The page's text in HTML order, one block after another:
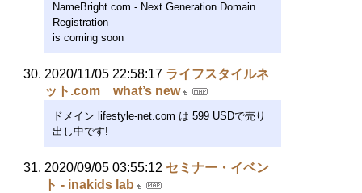
NameBright.com - Next Generation Domain
Registration
is coming soon
2020/11/05 22:58:17 ライフスタイルネ
ット.com what’s new
ドメイン lifestyle-net.com は 599 USDで売り
出し中です!
2020/09/05 03:55:12 セミナー・イベン
ト - inakids lab